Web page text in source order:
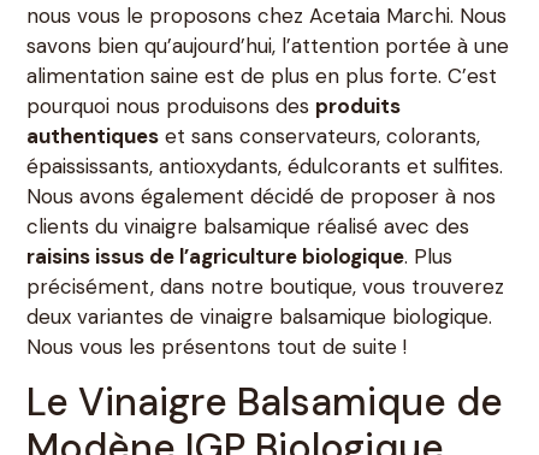
nous vous le proposons chez Acetaia Marchi. Nous
savons bien qu’aujourd’hui, l’attention portée à une
alimentation saine est de plus en plus forte. C’est
pourquoi nous produisons des produits
authentiques et sans conservateurs, colorants,
épaississants, antioxydants, édulcorants et sulfites.
Nous avons également décidé de proposer à nos
clients du vinaigre balsamique réalisé avec des
raisins issus de l’agriculture biologique. Plus
précisément, dans notre boutique, vous trouverez
deux variantes de vinaigre balsamique biologique.
Nous vous les présentons tout de suite !
Le Vinaigre Balsamique de